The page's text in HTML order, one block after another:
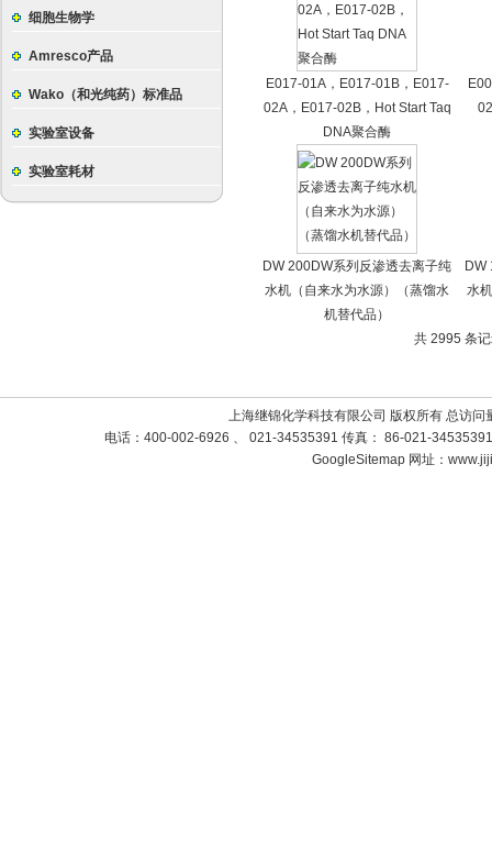
细胞生物学
Amresco产品
Wako（和光纯药）标准品
实验室设备
实验室耗材
E017-01A，E017-01B，E017-
02A，E017-02B，Hot Start Taq
DNA聚合酶
DW 200DW系列反渗透去离子纯
水机（自来水为水源）（蒸馏水
机替代品）
DW
水
共 2995 条
上海继锦化学科技有限公司 版权所有 总访问
电话：400-002-6926 、 021-34535391 传真： 86-021-
GoogleSitemap 网址：